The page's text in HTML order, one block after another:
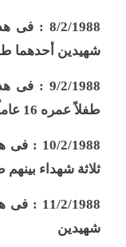
8/2/1988 :
فى
شهيدين أحدهما
9/2/1988 :
فى
طفلاً عمره 16 عاماً
10/2/1988 :
فى
ثلاثة شهداء
11/2/1988 :
فى
شهيدين